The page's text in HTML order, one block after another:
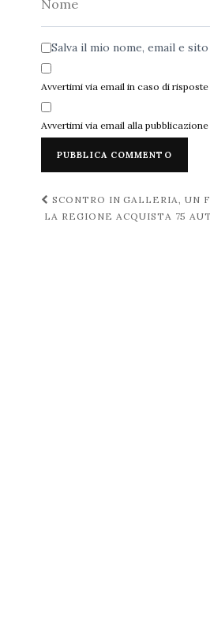
Salva il mio nome, email e
Avvertimi via email in caso di
Avvertimi via email alla
Navigazione
post
SCONTRO IN GALLERIA, UN
LA REGIONE ACQUISTA 75